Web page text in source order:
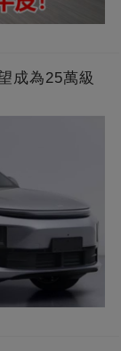
成為25萬級